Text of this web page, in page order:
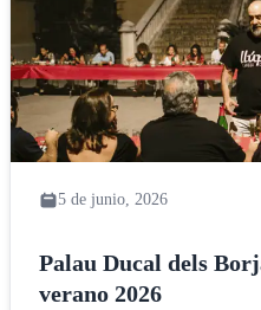
5 de junio, 2026
Palau Ducal dels
verano 2026